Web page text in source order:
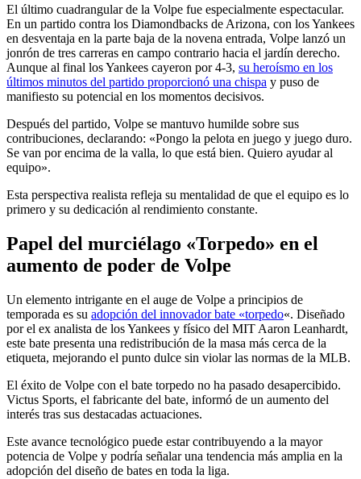
El último cuadrangular de la Volpe fue especialmente espectacular.
En un partido contra los Diamondbacks de Arizona, con los Yankees
en desventaja en la parte baja de la novena entrada, Volpe lanzó un
jonrón de tres carreras en campo contrario hacia el jardín derecho.
Aunque al final los Yankees cayeron por 4-3, su heroísmo en los
últimos minutos del partido proporcionó una chispa y puso de
manifiesto su potencial en los momentos decisivos.
Después del partido, Volpe se mantuvo humilde sobre sus
contribuciones, declarando: «Pongo la pelota en juego y juego duro.
Se van por encima de la valla, lo que está bien. Quiero ayudar al
equipo».
Esta perspectiva realista refleja su mentalidad de que el equipo es lo
primero y su dedicación al rendimiento constante.
Papel del murciélago «Torpedo» en el
aumento de poder de Volpe
Un elemento intrigante en el auge de Volpe a principios de
temporada es su adopción del innovador bate «torpedo«. Diseñado
por el ex analista de los Yankees y físico del MIT Aaron Leanhardt,
este bate presenta una redistribución de la masa más cerca de la
etiqueta, mejorando el punto dulce sin violar las normas de la MLB.
El éxito de Volpe con el bate torpedo no ha pasado desapercibido.
Victus Sports, el fabricante del bate, informó de un aumento del
interés tras sus destacadas actuaciones.
Este avance tecnológico puede estar contribuyendo a la mayor
potencia de Volpe y podría señalar una tendencia más amplia en la
adopción del diseño de bates en toda la liga.